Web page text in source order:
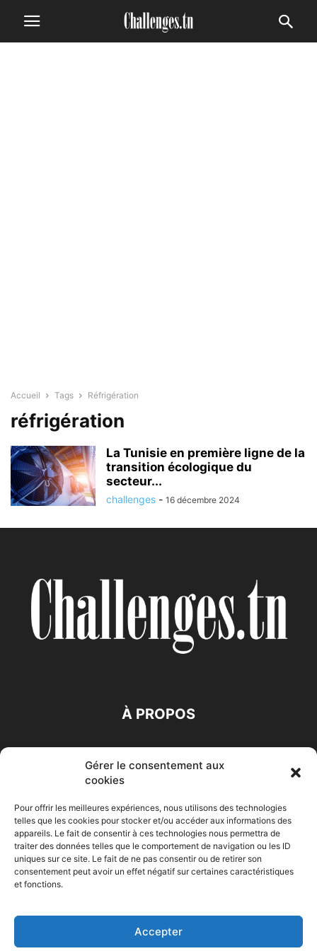
Gérer le consentement aux
cookies
Pour offrir les meilleures expériences, nous utilisons des technologies
telles que les cookies pour stocker et/ou accéder aux informations des
appareils. Le fait de consentir à ces technologies nous permettra de
traiter des données telles que le comportement de navigation ou les ID
uniques sur ce site. Le fait de ne pas consentir ou de retirer son
consentement peut avoir un effet négatif sur certaines caractéristiques
et fonctions.
Accepter
Accueil Tags Réfrigération
réfrigération
La Tunisie en première ligne de la
transition écologique du
secteur...
challenges - 16 décembre 2024
À PROPOS
Accueil Economie Entreprises Entrepreneur
Maghreb
© Challenges.tn By AAKOM.DIGITAL